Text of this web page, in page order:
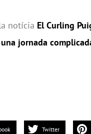
notícia El Curling
jornada
Twitter